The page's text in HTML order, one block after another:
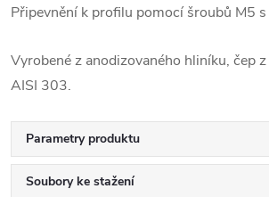
Připevnění k profilu pomocí šroubů M5
Vyrobené z anodizovaného hliníku, čep
AISI 303.
Parametry produktu
Soubory ke stažení